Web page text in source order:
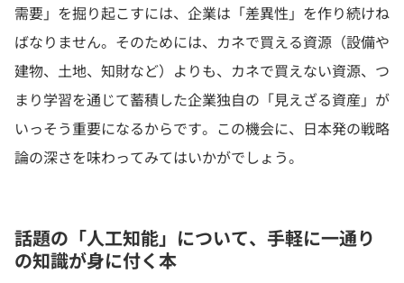
需要」を掘り起こすには、企業は「差異性」を作り続けね
ばなりません。そのためには、カネで買える資源（設備や
建物、土地、知財など）よりも、カネで買えない資源、つ
まり学習を通じて蓄積した企業独自の「見えざる資産」が
いっそう重要になるからです。この機会に、日本発の戦略
論の深さを味わってみてはいかがでしょう。
話題の「人工知能」について、手軽に一通り
の知識が身に付く本